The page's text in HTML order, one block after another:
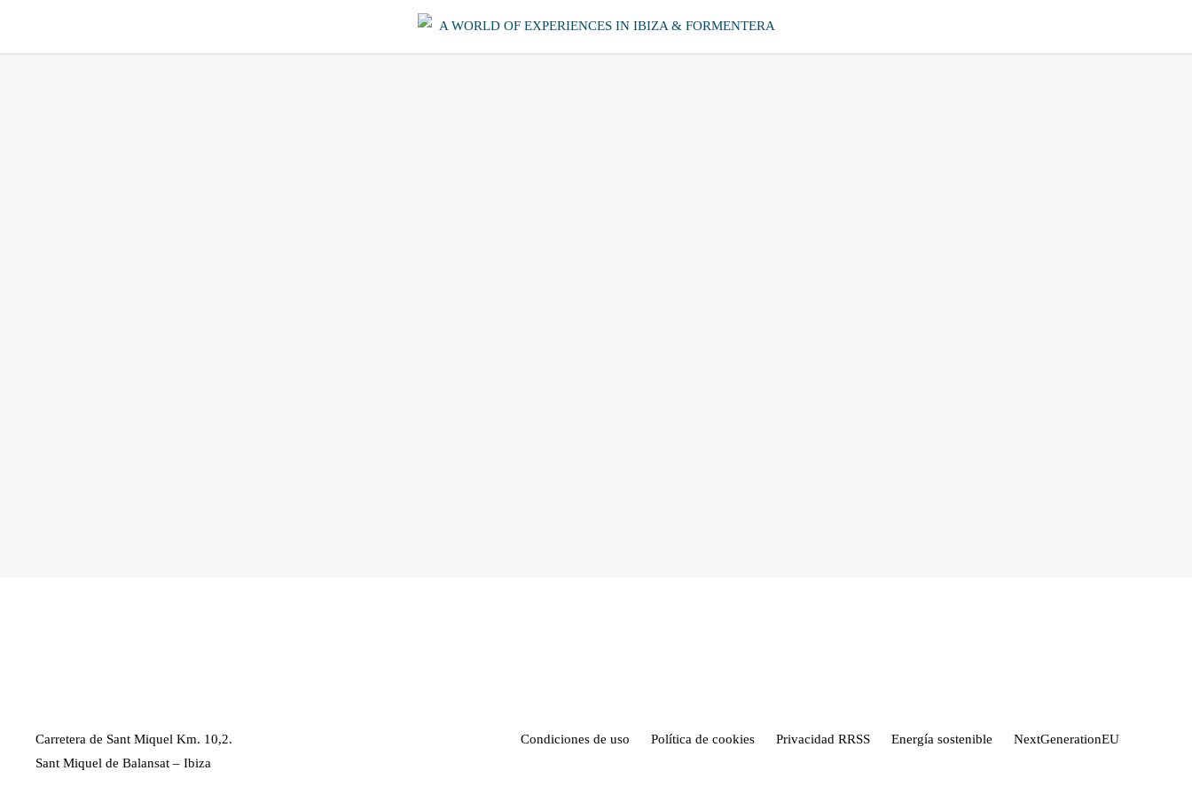
A WORLD OF EXPERIENCES IN IBIZA & FORMENTERA
Carretera de Sant Miquel Km. 10,2.
Sant Miquel de Balansat – Ibiza
Condiciones de uso Política de cookies Privacidad RRSS Energía sostenible NextGenerationEU